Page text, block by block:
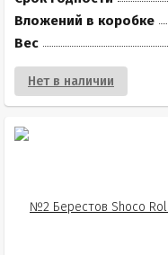
Вложений в коробке
Вес
Нет в наличии